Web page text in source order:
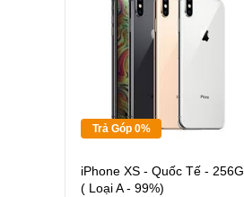
Pin dự phòng
và các Phụ Kiện Khác
Trả Góp 0%
Hàng Thân Thiết
Tặng
Tặng
Cường lực 10D
full màn
iPhone XS - Quốc Tế - 256G
( Loại A - 99%)